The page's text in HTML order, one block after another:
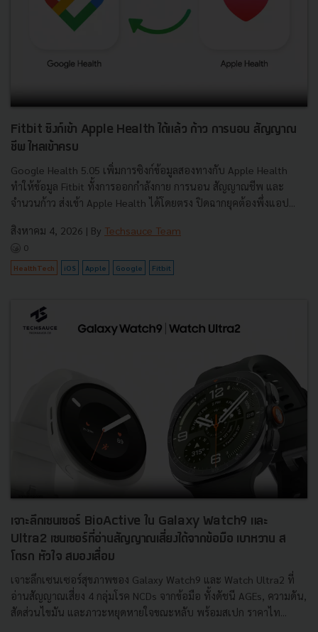
Fitbit ซิงก์เข้า Apple Health ได้แล้ว ก้าว การนอน สัญญาณ
ชีพ ไหลเข้าครบ
Google Health 5.05 เพิ่มการซิงก์ข้อมูลสองทางกับ Apple Health
ทำให้ข้อมูล Fitbit ทั้งการออกกำลังกาย การนอน สัญญาณชีพ และ
จำนวนก้าว ส่งเข้า Apple Health ได้โดยตรง ปิดฉากยุคต้องพึ่งแอป...
สิงหาคม 4, 2026 | By Techsauce Team
0
HealthTech iOS Apple Google Fitbit
เจาะลึกเซนเซอร์ BioActive ใน Galaxy Watch9 และ
Ultra2 เซนเซอร์ที่อ่านสัญญาณเสี่ยงได้จากข้อมือ เบาหวาน ส
โตรก หัวใจ สมองเสื่อม
เจาะลึกเซนเซอร์สุขภาพของ Galaxy Watch9 และ Watch Ultra2 ที่
อ่านสัญญาณเสี่ยง 4 กลุ่มโรค NCDs จากข้อมือ ทั้งดัชนี AGEs, ความดัน,
สัดส่วนไขมัน และภาวะหยุดหายใจขณะหลับ พร้อมสเปก ราคาไท...